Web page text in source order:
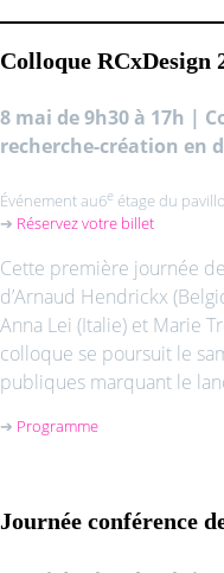
Colloque RCxDesign
8 mai de 9h30 à 17h |
recherche-création en
Événement au6e étage du
➔ Réservez votre billet
Cette première journée
d’Arnaud Hendrickx
Anna Lei (Italie) et Marie
colloque se poursuit le
publiques marquant le
➔ Programme
Journée conférence